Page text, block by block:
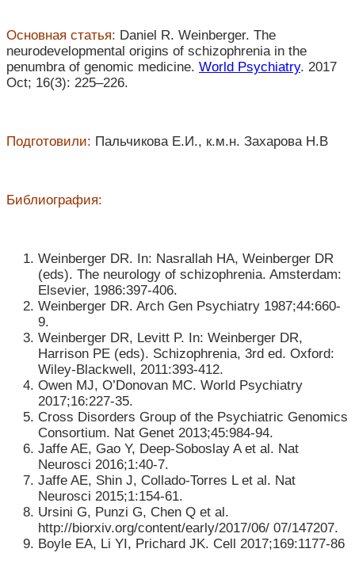
Основная статья: Daniel R. Weinberger. The
neurodevelopmental origins of schizophrenia in the
penumbra of genomic medicine. World Psychiatry. 2017
Oct; 16(3): 225–226.
Подготовили: Пальчикова Е.И., к.м.н. Захарова Н.В
Библиография:
Weinberger DR. In: Nasrallah HA, Weinberger DR
(eds). The neurology of schizophrenia. Amsterdam:
Elsevier, 1986:397-406.
Weinberger DR. Arch Gen Psychiatry 1987;44:660-
9.
Weinberger DR, Levitt P. In: Weinberger DR,
Harrison PE (eds). Schizophrenia, 3rd ed. Oxford:
Wiley-Blackwell, 2011:393-412.
Owen MJ, O’Donovan MC. World Psychiatry
2017;16:227-35.
Cross Disorders Group of the Psychiatric Genomics
Consortium. Nat Genet 2013;45:984-94.
Jaffe AE, Gao Y, Deep-Soboslay A et al. Nat
Neurosci 2016;1:40-7.
Jaffe AE, Shin J, Collado-Torres L et al. Nat
Neurosci 2015;1:154-61.
Ursini G, Punzi G, Chen Q et al.
http://biorxiv.org/content/early/2017/06/ 07/147207.
Boyle EA, Li YI, Prichard JK. Cell 2017;169:1177-86